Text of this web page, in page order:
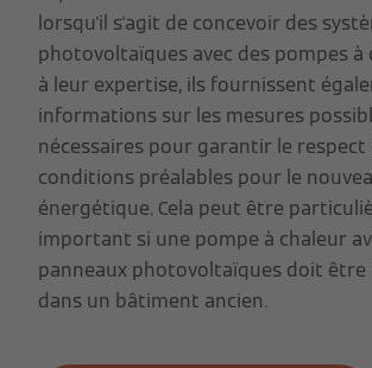
lorsqu'il s'agit de concevoir des
photovoltaïques avec des pompes à
à leur expertise, ils fournissent
informations sur les mesures
nécessaires pour garantir le
conditions préalables pour le
énergétique. Cela peut être
important si une pompe à chaleur
panneaux photovoltaïques doit être
dans un bâtiment ancien.